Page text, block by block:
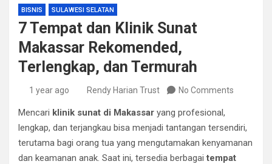
BISNIS SULAWESI SELATAN
7 Tempat dan Klinik Sunat
Makassar Rekomended,
Terlengkap, dan Termurah
1 year ago Rendy Harian Trust No Comments
Mencari klinik sunat di Makassar yang profesional,
lengkap, dan terjangkau bisa menjadi tantangan tersendiri,
terutama bagi orang tua yang mengutamakan kenyamanan
dan keamanan anak. Saat ini, tersedia berbagaitempat